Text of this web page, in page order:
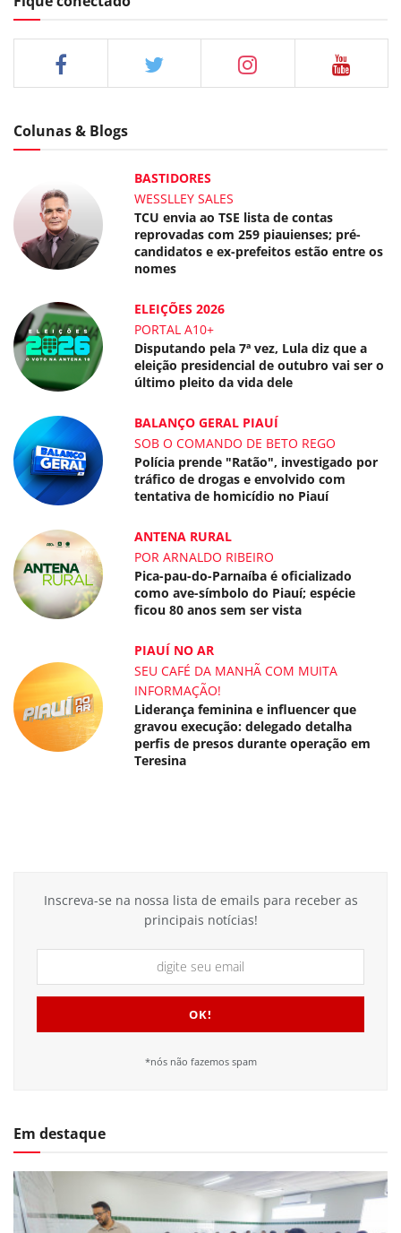
Colunas & Blogs
BASTIDORES
WESSLLEY SALES
TCU envia ao TSE lista de contas
reprovadas com 259 piauienses; pré-
candidatos e ex-prefeitos estão entre os
nomes
ELEIÇÕES 2026
PORTAL A10+
Disputando pela 7ª vez, Lula diz que a
eleição presidencial de outubro vai ser o
último pleito da vida dele
BALANÇO GERAL PIAUÍ
SOB O COMANDO DE BETO REGO
Polícia prende "Ratão", investigado por
tráfico de drogas e envolvido com
tentativa de homicídio no Piauí
ANTENA RURAL
POR ARNALDO RIBEIRO
Pica-pau-do-Parnaíba é oficializado
como ave-símbolo do Piauí; espécie
ficou 80 anos sem ser vista
PIAUÍ NO AR
SEU CAFÉ DA MANHÃ COM MUITA
INFORMAÇÃO!
Liderança feminina e influencer que
gravou execução: delegado detalha
perfis de presos durante operação em
Teresina
Inscreva-se na nossa lista de emails para receber as
principais notícias!
*nós não fazemos spam
Em destaque